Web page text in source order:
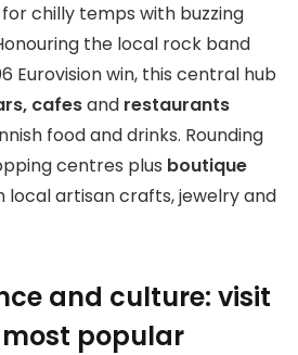
chilly temps with buzzing
the local rock band
Eurovision win, this central hub
cafesand restaurants
food and drinks. Rounding
centres plus boutique
local artisan crafts, jewelry and
and culture: visit
most popular